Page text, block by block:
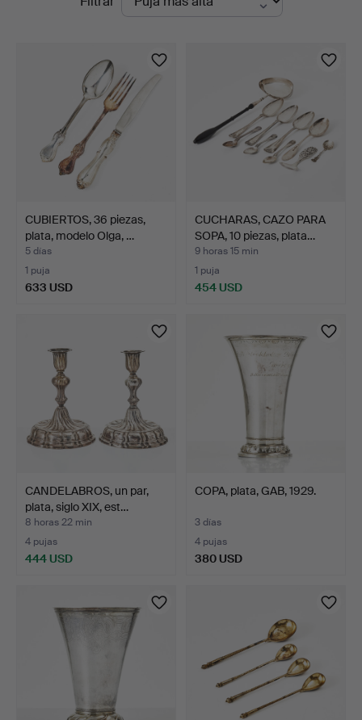
CUBIERTOS, 36 piezas,
plata, modelo Olga, …
5 días
1 puja
633 USD
CUCHARAS, CAZO PARA
SOPA, 10 piezas, plata…
9 horas 15 min
1 puja
454 USD
CANDELABROS, un par,
plata, siglo XIX, est…
8 horas 22 min
4 pujas
444 USD
COPA, plata, GAB, 1929.
3 días
4 pujas
380 USD